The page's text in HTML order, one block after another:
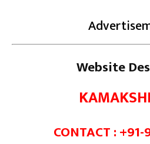
Website
CONTACT : +91-